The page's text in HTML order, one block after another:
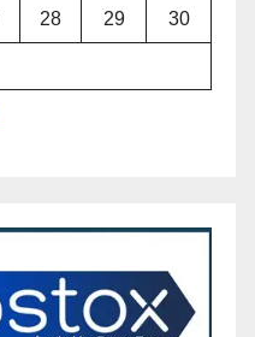
28 29 30